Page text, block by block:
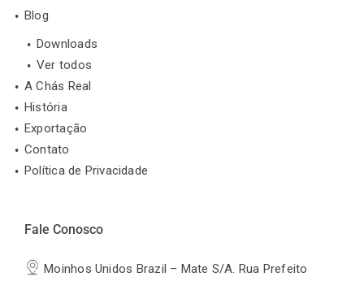
Blog
Downloads
Ver todos
A Chás Real
História
Exportação
Contato
Política de Privacidade
Fale Conosco
Moinhos Unidos Brazil – Mate S/A. Rua Prefeito